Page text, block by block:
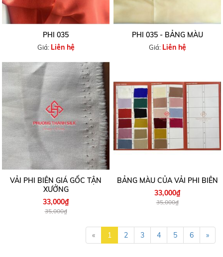
PHI 035
Giá: Liên hệ
PHI 035 - BẢNG MÀU
Giá: Liên hệ
VẢI PHI BIÊN GIÁ GỐC TẬN
XƯỞNG
33,000₫
35,000₫
BẢNG MÀU CỦA VẢI PHI BIÊN
33,000₫
35,000₫
« 1 2 3 4 5 6 »